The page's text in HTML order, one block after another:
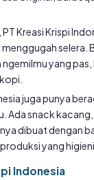
Kreasi Krispi
selera.
yang
juga punya
Ada snack
dibuat dengan
yang
Indonesia